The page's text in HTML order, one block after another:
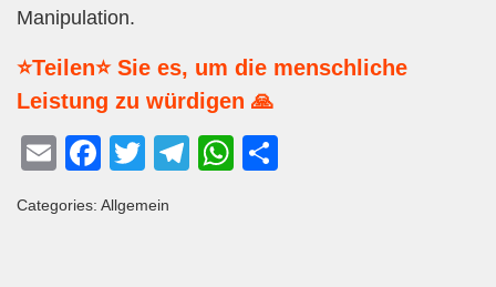
Manipulation.
⭐Teilen⭐ Sie es, um die menschliche
Leistung zu würdigen 🙏
E
ail
F
c
T
tt
T
W
Categories: Allgemein